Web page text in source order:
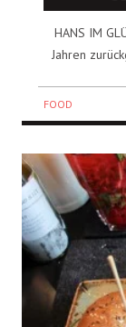
HANS IM
Jahren
FOOD